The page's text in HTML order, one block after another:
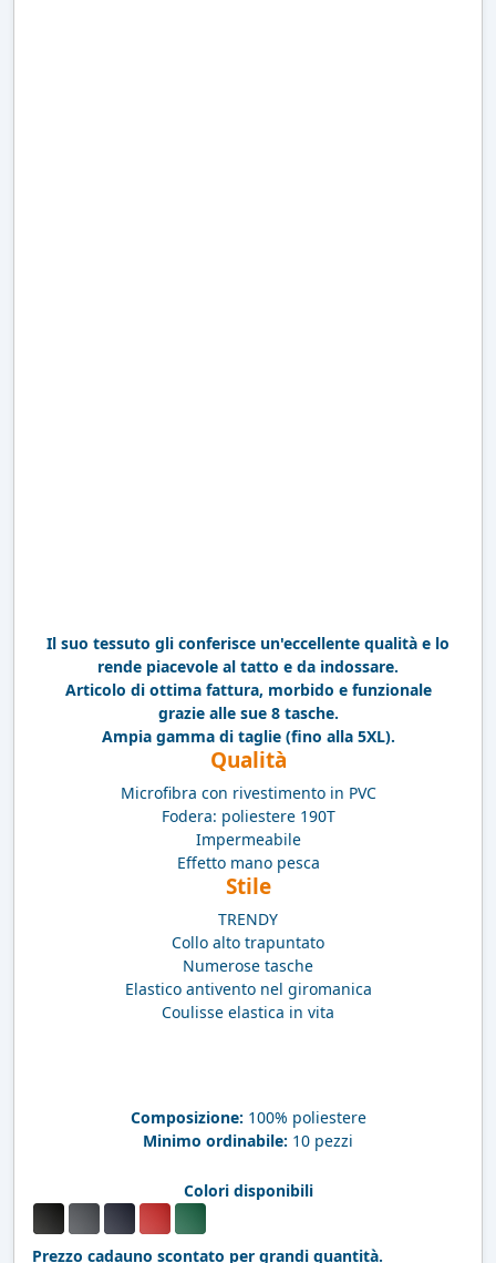
Il suo tessuto gli conferisce un'eccellente qualità e lo
rende piacevole al tatto e da indossare.
Articolo di ottima fattura, morbido e funzionale
grazie alle sue 8 tasche.
Ampia gamma di taglie (fino alla 5XL).
Qualità
Microfibra con rivestimento in PVC
Fodera: poliestere 190T
Impermeabile
Effetto mano pesca
Stile
TRENDY
Collo alto trapuntato
Numerose tasche
Elastico antivento nel giromanica
Coulisse elastica in vita
Composizione: 100% poliestere
Minimo ordinabile: 10 pezzi
Colori disponibili
Prezzo cadauno scontato per grandi quantità.